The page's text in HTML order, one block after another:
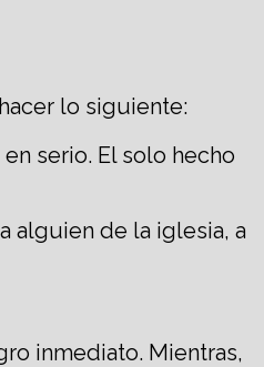
lo siguiente:
serio. El solo hecho
alguien de la iglesia, a
inmediato. Mientras,